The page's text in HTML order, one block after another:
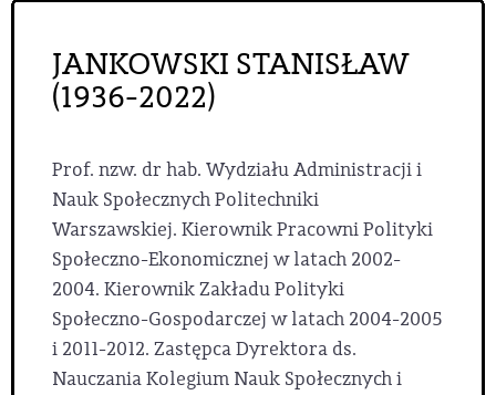
JANKOWSKI STANISŁAW
(1936-2022)
Prof. nzw. dr hab. Wydziału Administracji i
Nauk Społecznych Politechniki
Warszawskiej. Kierownik Pracowni Polityki
Społeczno-Ekonomicznej w latach 2002-
2004. Kierownik Zakładu Polityki
Społeczno-Gospodarczej w latach 2004-2005
i 2011-2012. Zastępca Dyrektora ds.
Nauczania Kolegium Nauk Społecznych i